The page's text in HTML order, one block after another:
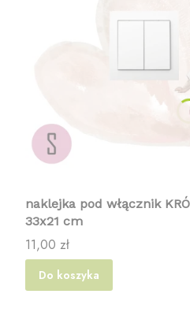
naklejka pod włącznik
33x21 cm
Cena
11,00 zł
Do koszyka